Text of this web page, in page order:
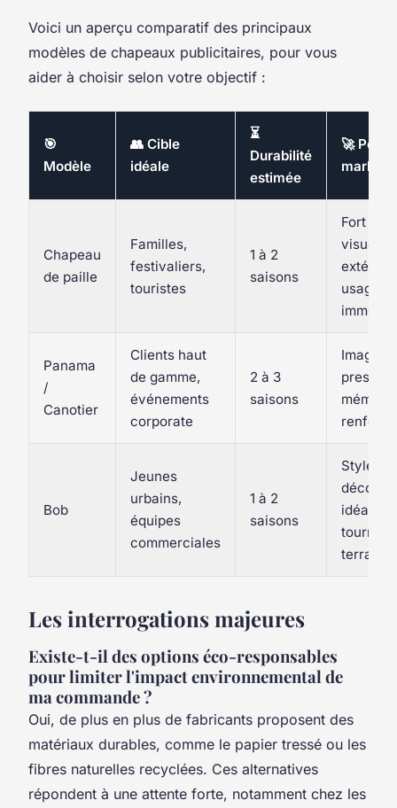
Voici un aperçu comparatif des principaux
modèles de chapeaux publicitaires, pour vous
aider à choisir selon votre objectif :
🎯
Modèle
👥 Cible
idéale
⏳
Durabilité
estimée
🚀 Point
Chapeau
de paille
Familles,
festivaliers,
touristes
1 à 2
saisons
Fort
visuel
usage
Panama
/
Canotier
Clients haut
de gamme,
événements
corporate
2 à 3
saisons
Image
prestige,
Bob
Jeunes
urbains,
équipes
commerciales
1 à 2
saisons
Style
idéal
tournées
terrain
Les interrogations majeures
Existe-t-il des options éco-responsables
pour limiter l'impact environnemental de
ma commande ?
Oui, de plus en plus de fabricants proposent des
matériaux durables, comme le papier tressé ou les
fibres naturelles recyclées. Ces alternatives
répondent à une attente forte, notamment chez les